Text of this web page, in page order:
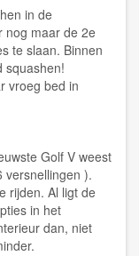
in de
nog maar de 2e
te slaan. Binnen
squashen!
vroeg bed in
Golf V weest
versnellingen ).
rijden. Al ligt de
in het
dan, niet